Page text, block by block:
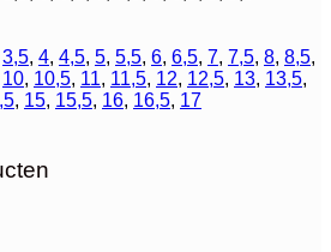
3,5, 4, 4,5, 5, 5,5, 6, 6,5, 7, 7,5, 8, 8,5,
10, 10,5, 11, 11,5, 12, 12,5, 13, 13,5,
, 15, 15,5, 16, 16,5, 17